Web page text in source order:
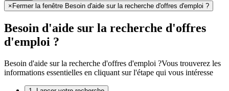
× Fermer la fenêtre Besoin d'aide sur la recherche d'offres d'emploi ?
Besoin d'aide sur la recherche d'offres
d'emploi ?
Besoin d'aide sur la recherche d'offres d'emploi ?Vous trouverez les
informations essentielles en cliquant sur l'étape qui vous intéresse